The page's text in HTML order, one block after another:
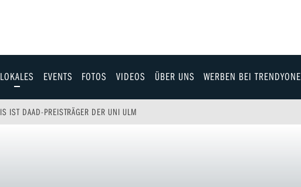
LOKALES
Allgäu
Augsburg
EVENTS FOTOS VIDEOS ÜBER UNS
Team
Jobs & Karriere
WERBEN BEI TRENDYONE
IST DAAD-PREISTRÄGER DER UNI ULM